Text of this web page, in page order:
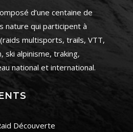
d’une centaine de
nature qui participent à
multisports, trails, VTT,
ski alpinisme, traking,
national et international.
Découverte